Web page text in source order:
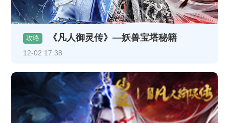
攻略 《凡人御灵传》—妖兽宝塔秘籍
12-02 17:38